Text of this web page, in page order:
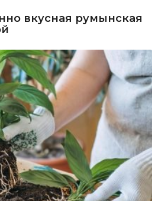
вкусная румынская